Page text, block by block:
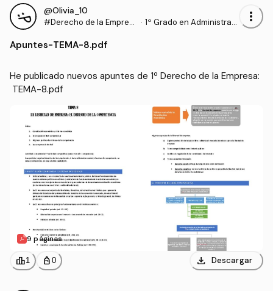
@Olivia_10
#Derecho de la Empres
· 1º Grado en Administraci
more_vert
Apuntes-TEMA-8.pdf
He publicado nuevos apuntes de 1º Derecho de la Empresa:
TEMA-8.pdf
9 páginas
leaderboard1 personal_bag 0 download Descargar